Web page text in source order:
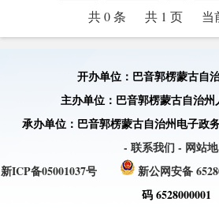
共 0 条
共 1 页 当
开办单位：巴音郭楞蒙古自
主办单位：巴音郭楞蒙古自治
承办单位：巴音郭楞蒙古自治州电子政
- 联系我们- 网站
新ICP备05001037号
新公网安备
码 6528000001